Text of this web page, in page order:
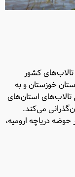
تالاب‌های کشور
خوزستان و به
تالاب‌های استان‌های
می‌کند.
حوضه دریاچه ارومیه،